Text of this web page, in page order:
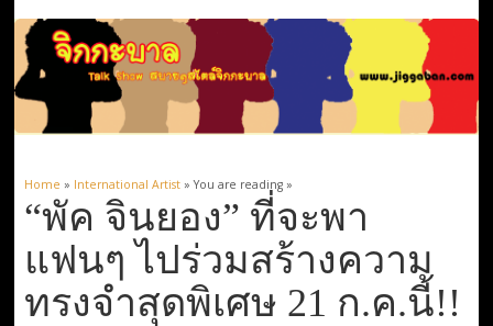
Home » International Artist» You are reading »
“พัค จินยอง” ที่จะพา
แฟนๆ ไปร่วมสร้างความ
ทรงจำสุดพิเศษ 21 ก.ค.นี้!!